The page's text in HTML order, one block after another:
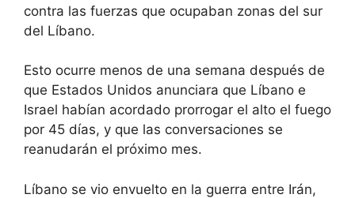
contra las fuerzas que ocupaban zonas del sur
del Líbano.
Esto ocurre menos de una semana después de
que Estados Unidos anunciara que Líbano e
Israel habían acordado prorrogar el alto el fuego
por 45 días, y que las conversaciones se
reanudarán el próximo mes.
Líbano se vio envuelto en la guerra entre Irán,